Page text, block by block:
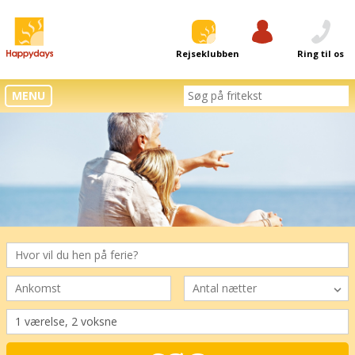
Rejseklubben Ring til os
MENU